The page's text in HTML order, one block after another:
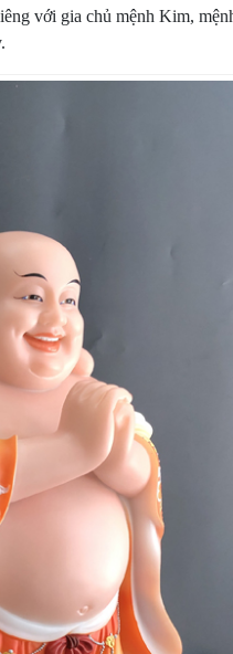
với gia chủ mệnh Kim,